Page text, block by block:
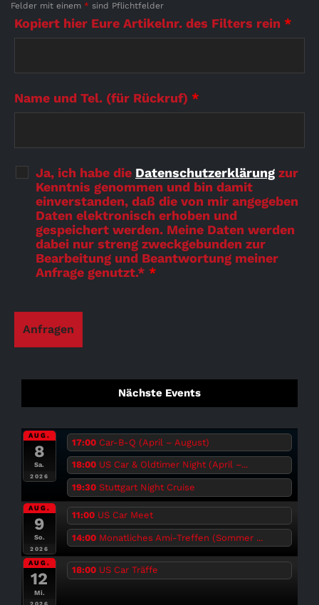
Felder mit einem * sind Pflichtfelder
Kopiert hier Eure Artikelnr. des Filters rein *
Name und Tel. (für Rückruf) *
Ja, ich habe die Datenschutzerklärung zur
Kenntnis genommen und bin damit
einverstanden, daß die von mir angegeben
Daten elektronisch erhoben und
gespeichert werden. Meine Daten werden
dabei nur streng zweckgebunden zur
Bearbeitung und Beantwortung meiner
Anfrage genutzt.* *
Nächste Events
AUG.
8
Sa.
2026
17:00 Car-B-Q (April – August)
18:00 US Car & Oldtimer Night (April –...
19:30 Stuttgart Night Cruise
AUG.
9
So.
2026
11:00 US Car Meet
14:00 Monatliches Ami-Treffen (Sommer ...
AUG.
12
Mi.
18:00 US Car Träffe